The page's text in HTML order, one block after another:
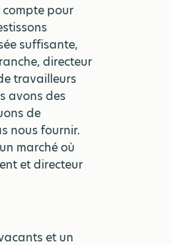
pour
suffisante,
directeur
travailleurs
avons des
de
nous fournir.
marché où
et directeur
et un